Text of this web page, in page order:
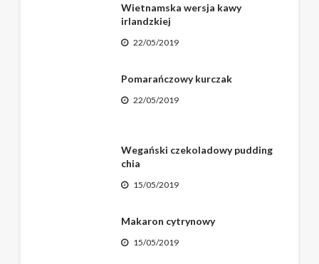
Wietnamska wersja kawy
irlandzkiej
22/05/2019
Pomarańczowy kurczak
22/05/2019
Wegański czekoladowy pudding
chia
15/05/2019
Makaron cytrynowy
15/05/2019